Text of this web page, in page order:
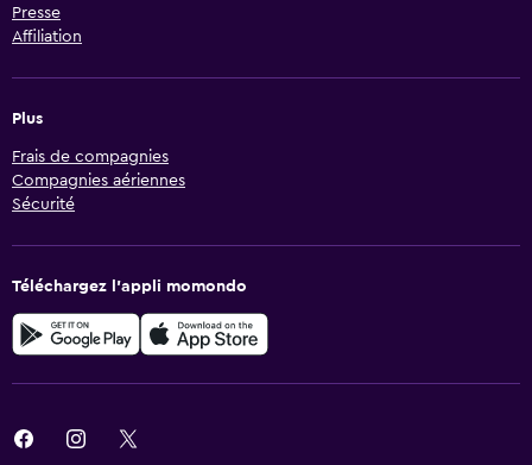
Presse
Affiliation
Plus
Frais de compagnies
Compagnies aériennes
Sécurité
Téléchargez l’appli momondo